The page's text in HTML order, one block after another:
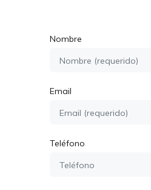
Nombre
Email
Teléfono